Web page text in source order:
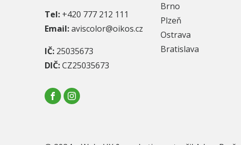
Tel: +420 777 212 111
Email:aviscolor@oikos.cz
IČ: 25035673
DIČ:CZ25035673
Brno
Plzeň
Ostrava
Bratislava